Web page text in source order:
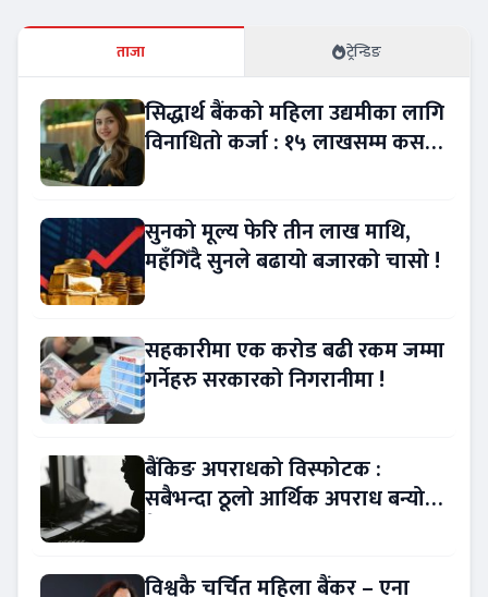
ताजा ट्रेन्डिङ
सिद्धार्थ बैंकको महिला उद्यमीका लागि
विनाधितो कर्जा : १५ लाखसम्म कसरी
सुनको मूल्य फेरि तीन लाख माथि,
महँगिँदै सुनले बढायो बजारको चासो !
सहकारीमा एक करोड बढी रकम जम्मा
गर्नेहरु सरकारको निगरानीमा !
बैंकिङ अपराधको विस्फोटक :
सबैभन्दा ठूलो आर्थिक अपराध बन्यो
विश्वकै चर्चित महिला बैंकर – एना